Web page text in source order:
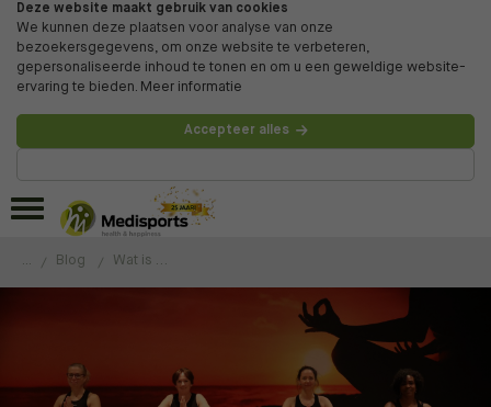
Deze website maakt gebruik van cookies
We kunnen deze plaatsen voor analyse van onze
bezoekersgegevens, om onze website te verbeteren,
gepersonaliseerde inhoud te tonen en om u een geweldige website-
ervaring te bieden. Meer informatie
Accepteer alles
... Blog Wat is het verschil tussen Yoga en Pilates?